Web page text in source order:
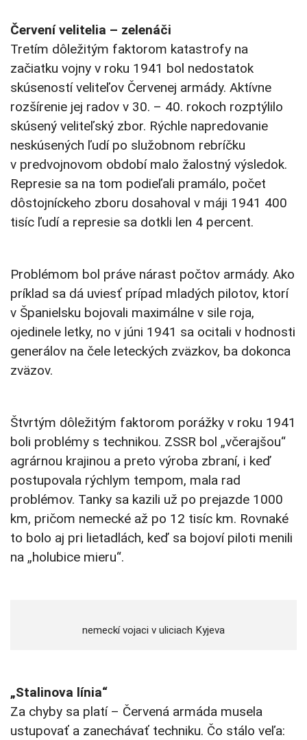
Červení velitelia – zelenáči
Tretím dôležitým faktorom katastrofy na
začiatku vojny v roku 1941 bol nedostatok
skúseností veliteľov Červenej armády. Aktívne
rozšírenie jej radov v 30. – 40. rokoch rozptýlilo
skúsený veliteľský zbor. Rýchle napredovanie
neskúsených ľudí po služobnom rebríčku
v predvojnovom období malo žalostný výsledok.
Represie sa na tom podieľali pramálo, počet
dôstojníckeho zboru dosahoval v máji 1941 400
tisíc ľudí a represie sa dotkli len 4 percent.
Problémom bol práve nárast počtov armády. Ako
príklad sa dá uviesť prípad mladých pilotov, ktorí
v Španielsku bojovali maximálne v sile roja,
ojedinele letky, no v júni 1941 sa ocitali v hodnosti
generálov na čele leteckých zväzkov, ba dokonca
zväzov.
Štvrtým dôležitým faktorom porážky v roku 1941
boli problémy s technikou. ZSSR bol „včerajšou“
agrárnou krajinou a preto výroba zbraní, i keď
postupovala rýchlym tempom, mala rad
problémov. Tanky sa kazili už po prejazde 1000
km, pričom nemecké až po 12 tisíc km. Rovnaké
to bolo aj pri lietadlách, keď sa bojoví piloti menili
na „holubice mieru“.
nemeckí vojaci v uliciach Kyjeva
„Stalinova línia“
Za chyby sa platí – Červená armáda musela
ustupovať a zanechávať techniku. Čo stálo veľa: